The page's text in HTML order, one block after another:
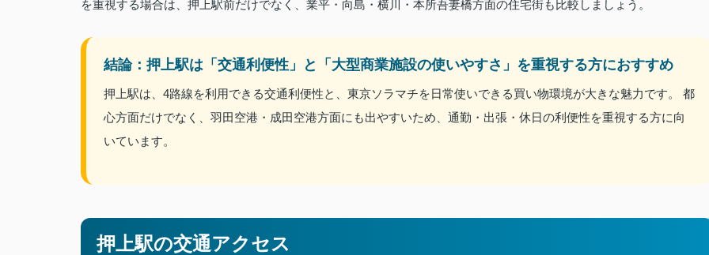
を重視する場合は、押上駅前だけでなく、業平・向島・横川・本所吾妻橋方面の住宅街も比較しましょう。
結論：押上駅は「交通利便性」と「大型商業施設の使いやすさ」を重視する方におすすめ
押上駅は、4路線を利用できる交通利便性と、東京ソラマチを日常使いできる買い物環境が大きな魅力です。 都
心方面だけでなく、羽田空港・成田空港方面にも出やすいため、通勤・出張・休日の利便性を重視する方に向
いています。
押上駅の交通アクセス